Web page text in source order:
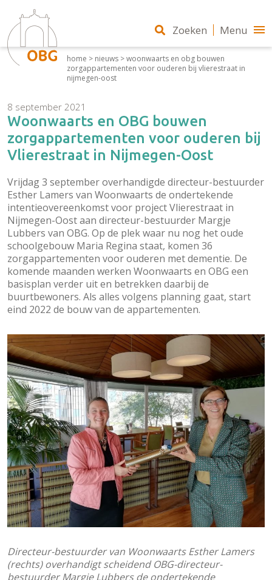
home > nieuws >woonwaarts en obg bouwen
zorgappartementen voor ouderen bij vlierestraat in
nijmegen-oost
8 september 2021
Woonwaarts en OBG bouwen
zorgappartementen voor ouderen bij
Vlierestraat in Nijmegen-Oost
Vrijdag 3 september overhandigde directeur-bestuurder
Esther Lamers van Woonwaarts de ondertekende
intentieovereenkomst voor project Vlierestraat in
Nijmegen-Oost aan directeur-bestuurder Margje
Lubbers van OBG. Op de plek waar nu nog het oude
schoolgebouw Maria Regina staat, komen 36
zorgappartementen voor ouderen met dementie. De
komende maanden werken Woonwaarts en OBG een
basisplan verder uit en betrekken daarbij de
buurtbewoners. Als alles volgens planning gaat, start
eind 2022 de bouw van de appartementen.
Directeur-bestuurder van Woonwaarts Esther Lamers
(rechts) overhandigt scheidend OBG-directeur-
bestuurder Margje Lubbers de ondertekende
Zoeken Menu